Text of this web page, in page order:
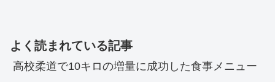
よく読まれている記事
高校柔道で10キロの増量に成功した食事メニュー